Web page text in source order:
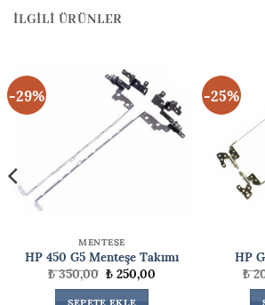
İLGILI ÜRÜNLER
-29%
MENTEŞE
HP 450 G5 Menteşe Takımı
₺350,00Orijinal
fiyat:
₺ 350,00.
₺250,00Şu
-25%
HP
₺